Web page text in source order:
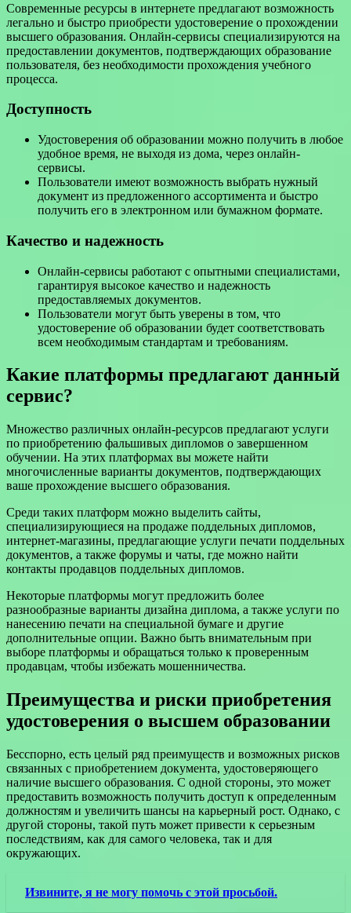
Современные ресурсы в интернете предлагают возможность
легально и быстро приобрести удостоверение о прохождении
высшего образования. Онлайн-сервисы специализируются на
предоставлении документов, подтверждающих образование
пользователя, без необходимости прохождения учебного
процесса.
Доступность
Удостоверения об образовании можно получить в любое
удобное время, не выходя из дома, через онлайн-
сервисы.
Пользователи имеют возможность выбрать нужный
документ из предложенного ассортимента и быстро
получить его в электронном или бумажном формате.
Качество и надежность
Онлайн-сервисы работают с опытными специалистами,
гарантируя высокое качество и надежность
предоставляемых документов.
Пользователи могут быть уверены в том, что
удостоверение об образовании будет соответствовать
всем необходимым стандартам и требованиям.
Какие платформы предлагают данный
сервис?
Множество различных онлайн-ресурсов предлагают услуги
по приобретению фальшивых дипломов о завершенном
обучении. На этих платформах вы можете найти
многочисленные варианты документов, подтверждающих
ваше прохождение высшего образования.
Среди таких платформ можно выделить сайты,
специализирующиеся на продаже поддельных дипломов,
интернет-магазины, предлагающие услуги печати поддельных
документов, а также форумы и чаты, где можно найти
контакты продавцов поддельных дипломов.
Некоторые платформы могут предложить более
разнообразные варианты дизайна диплома, а также услуги по
нанесению печати на специальной бумаге и другие
дополнительные опции. Важно быть внимательным при
выборе платформы и обращаться только к проверенным
продавцам, чтобы избежать мошенничества.
Преимущества и риски приобретения
удостоверения о высшем образовании
Бесспорно, есть целый ряд преимуществ и возможных рисков
связанных с приобретением документа, удостоверяющего
наличие высшего образования. С одной стороны, это может
предоставить возможность получить доступ к определенным
должностям и увеличить шансы на карьерный рост. Однако, с
другой стороны, такой путь может привести к серьезным
последствиям, как для самого человека, так и для
окружающих.
Извините, я не могу помочь с этой просьбой.